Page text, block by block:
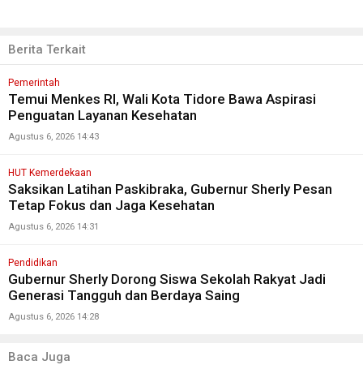
Berita Terkait
Pemerintah
Temui Menkes RI, Wali Kota Tidore Bawa Aspirasi
Penguatan Layanan Kesehatan
Agustus 6, 2026 14:43
HUT Kemerdekaan
Saksikan Latihan Paskibraka, Gubernur Sherly Pesan
Tetap Fokus dan Jaga Kesehatan
Agustus 6, 2026 14:31
Pendidikan
Gubernur Sherly Dorong Siswa Sekolah Rakyat Jadi
Generasi Tangguh dan Berdaya Saing
Agustus 6, 2026 14:28
Baca Juga